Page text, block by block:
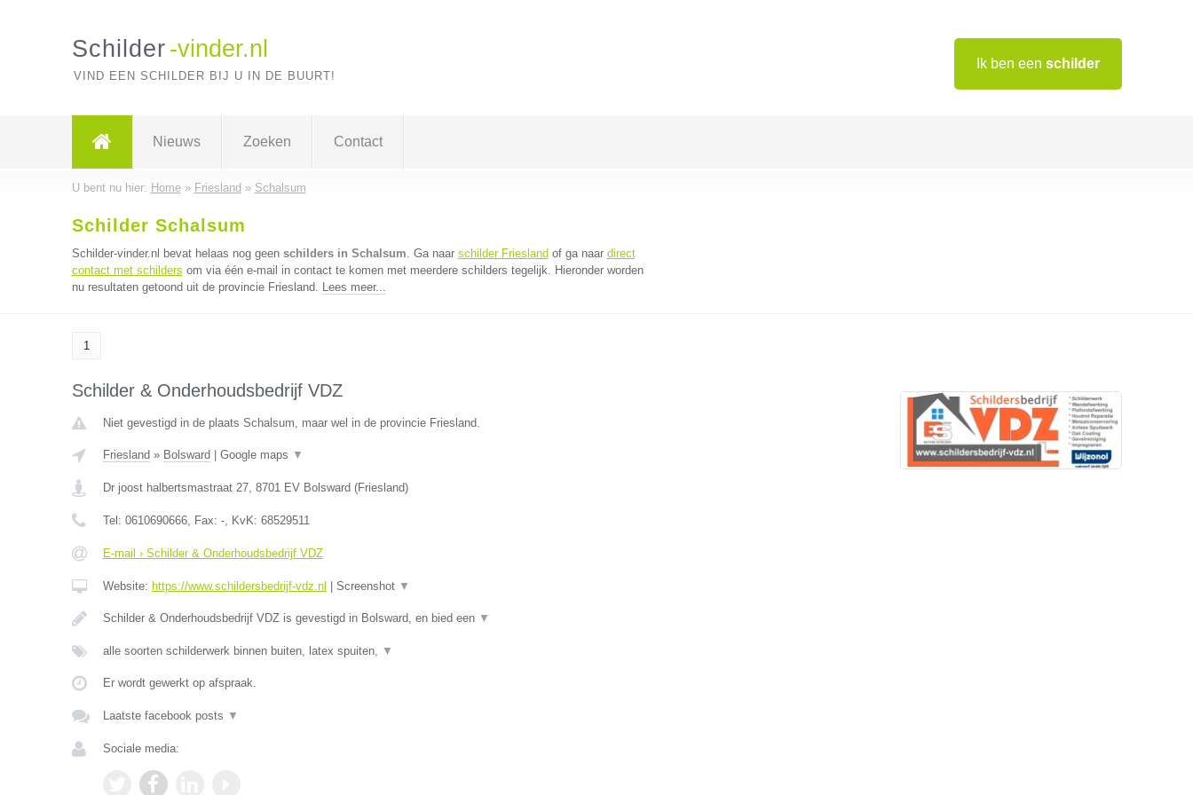
Ik ben een schilder
Schilder -vinder.nl
VIND EEN SCHILDER BIJ U IN DE BUURT!
Nieuws Zoeken Contact
U bent nu hier: Home» Friesland » Schalsum
Schilder Schalsum
Schilder-vinder.nl bevat helaas nog geen schilders in Schalsum. Ga naar schilder Friesland of ga naar direct
contact met schilders om via één e-mail in contact te komen met meerdere schilders tegelijk. Hieronder worden
nu resultaten getoond uit de provincie Friesland. Lees meer...
1
Schilder & Onderhoudsbedrijf VDZ
Niet gevestigd in de plaats Schalsum, maar wel in de provincie Friesland.
Friesland » Bolsward Google maps ▼
Dr joost halbertsmastraat 27, 8701 EV Bolsward (Friesland)
Tel: 0610690666, Fax: -, KvK: 68529511
E-mail › Schilder & Onderhoudsbedrijf VDZ
Website: https://www.schildersbedrijf-vdz.nl Screenshot ▼
Schilder & Onderhoudsbedrijf VDZ is gevestigd in Bolsward, en bied een ▼
alle soorten schilderwerk binnen buiten, latex spuiten, ▼
Er wordt gewerkt op afspraak.
Laatste facebook posts ▼
Sociale media: